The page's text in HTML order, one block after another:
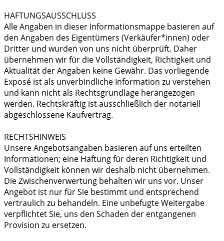
HAFTUNGSAUSSCHLUSS
Alle Angaben in dieser Informationsmappe basieren auf
den Angaben des Eigentümers (Verkäufer*innen) oder
Dritter und wurden von uns nicht überprüft. Daher
übernehmen wir für die Vollständigkeit, Richtigkeit und
Aktualität der Angaben keine Gewähr. Das vorliegende
Exposé ist als unverbindliche Information zu verstehen
und kann nicht als Rechtsgrundlage herangezogen
werden. Rechtskräftig ist ausschließlich der notariell
abgeschlossene Kaufvertrag.
RECHTSHINWEIS
Unsere Angebotsangaben basieren auf uns erteilten
Informationen; eine Haftung für deren Richtigkeit und
Vollständigkeit können wir deshalb nicht übernehmen.
Die Zwischenverwertung behalten wir uns vor. Unser
Angebot ist nur für Sie bestimmt und entsprechend
vertraulich zu behandeln. Eine unbefugte Weitergabe
verpflichtet Sie, uns den Schaden der entgangenen
Provision zu ersetzen.